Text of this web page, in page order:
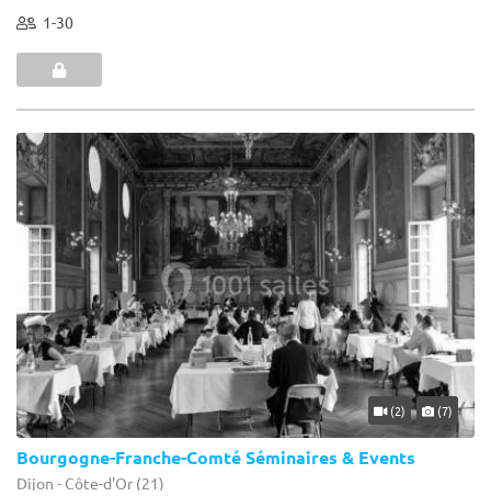
1-30
(2) (7)
Bourgogne-Franche-Comté Séminaires & Events
Dijon - Côte-d'Or (21)